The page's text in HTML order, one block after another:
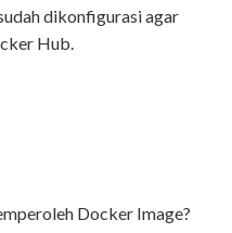
dikonfigurasi agar
Hub.
Docker Image?